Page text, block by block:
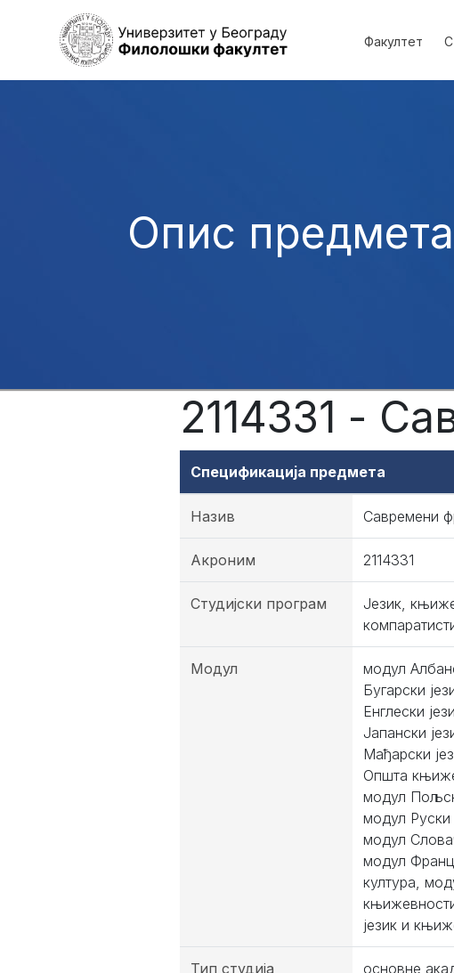
Факултет
Опис предмета
2114331 -
Спецификација предмета
Назив Савремени
Акроним 2114331
Студијски програм
Језик,
Модул
модул
Бугарски
Енглески
Јапански
Мађарски
Општа
модул
модул Руски
модул
модул
култура,
језик и
Тип студија основне